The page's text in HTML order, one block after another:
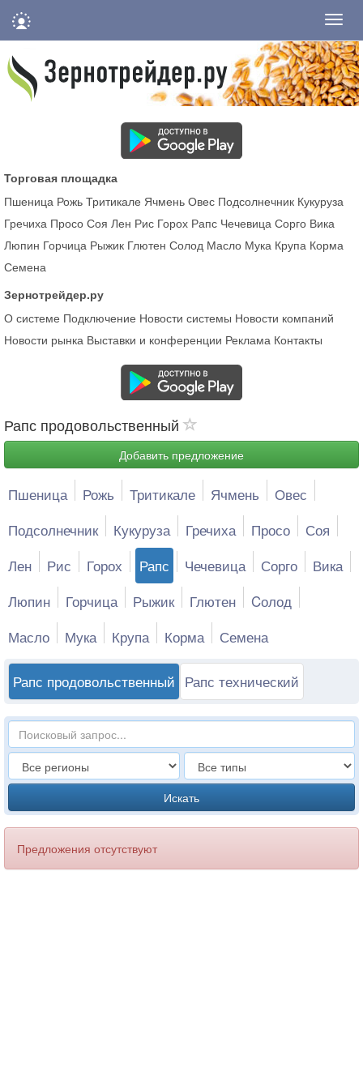
Торговая площадка
Пшеница Рожь Тритикале Ячмень Овес Подсолнечник Кукуруза
Гречиха Просо Соя Лен Рис Горох Рапс Чечевица Сорго Вика
Люпин Горчица Рыжик Глютен Солод Масло Мука Крупа Корма
Семена
Зернотрейдер.ру
О системе Подключение Новости системы Новости компаний
Новости рынка Выставки и конференции Реклама Контакты
Рапс продовольственный
Добавить предложение
Пшеница Рожь Тритикале Ячмень
Овес
Подсолнечник
Кукуруза Гречиха Просо
Соя
Лен
Рис Горох Рапс Чечевица Сорго
Вика
Люпин
Горчица Рыжик Глютен
Cолод
Масло
Мука Крупа Корма Семена
Рапс продовольственный Рапс технический
Искать
Предложения отсутствуют